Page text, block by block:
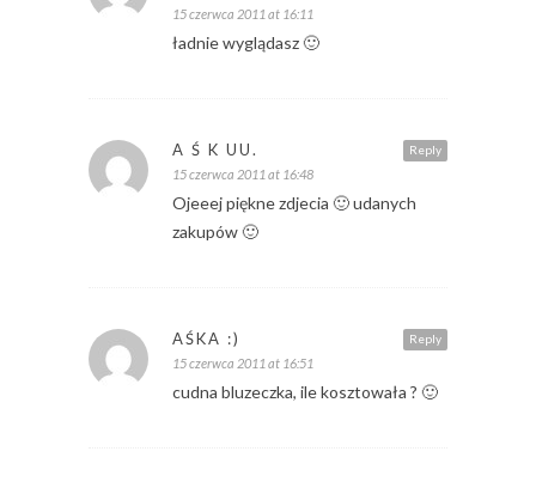
15 czerwca 2011 at 16:11
ładnie wyglądasz 🙂
Reply
A Ś K UU.
15 czerwca 2011 at 16:48
Ojeeej piękne zdjecia 🙂 udanych
zakupów 🙂
Reply
AŚKA :)
15 czerwca 2011 at 16:51
cudna bluzeczka, ile kosztowała ? 🙂